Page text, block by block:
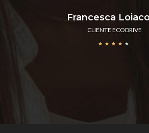
Francesca
CLIENTE ECODRIVE
★ ★ ★ ★ ★